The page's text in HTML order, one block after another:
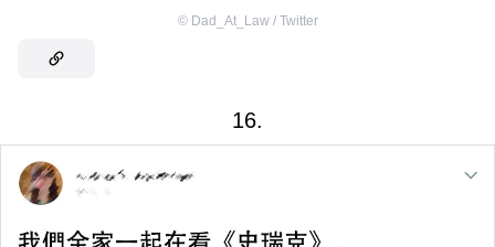
© Dad_At_Law / Twitter
16.